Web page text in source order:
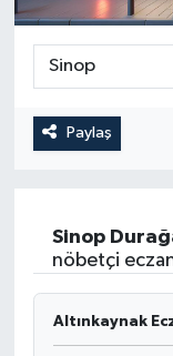
Paylaş
Sinop
nöbetçi
Altınkaynak